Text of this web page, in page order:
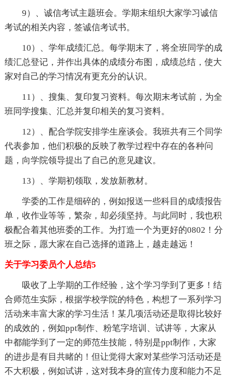
9）、诚信考试主题班会。学期末组织大家学习诚信
考试的相关内容，签诚信考试书。
10）、学年成绩汇总。每学期末了，将全班同学的成
绩汇总登记，并作出具体的成绩分布图，成绩总结，使大
家对自己的学习情况有更充分的认识。
11）、搜集、复印复习资料。每次期末考试前，为全
班同学搜集、汇总并复印相关的复习资料。
12）、配合学院安排学生座谈会。我班共有三个同学
代表参加，他们积极的反映了教学过程中存在的各种问
题，向学院领导提出了自己的意见建议。
13）、学期初领取，发放新教材。
学委的工作是细碎的，例如报送一些科目的成绩报告
单，收作业等等，繁杂，却必须坚持。与此同时，我也积
极配合着其他班委的工作。为打造一个为更好的0802！分
班之际，愿大家在自己选择的道路上，越走越远！
关于学习委员个人总结5
吸收了上学期的工作经验，这个学习学到了更多！结
合师范生实际，根据学校学院的特色，构想了一系列学习
活动来丰富大家的学习生活！某几项活动还是取得比较好
的成效的，例如ppt制作、粉笔字培训、试讲等，大家从
中都能学到了一定的师范生技能，特别是ppt制作，大家
的进步是有目共睹的！但让觉得大家对某些学习活动还是
不大积极，例如试讲，这对我本身的宣传力度和能力不足